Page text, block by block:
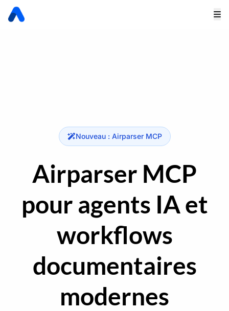
Nouveau : Airparser MCP
Airparser MCP
pour agents IA et
workflows
documentaires
modernes